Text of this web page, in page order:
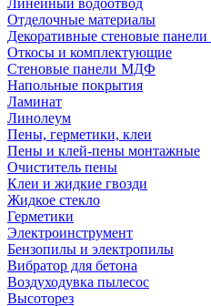
Линейный водоотвод
Отделочные материалы
Декоративные стеновые
Откосы и комплектующие
Стеновые панели МДФ
Напольные покрытия
Ламинат
Линолеум
Пены, герметики, клеи
Пены и клей-пены монтажные
Очиститель пены
Клеи и жидкие гвозди
Жидкое стекло
Герметики
Электроинструмент
Бензопилы и электропилы
Вибратор для бетона
Воздуходувка пылесос
Высоторез